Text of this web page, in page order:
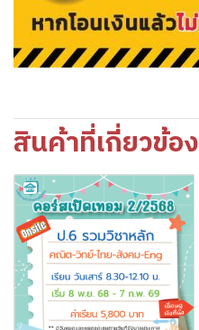
สินค้าที่เกี่ยวข้อง